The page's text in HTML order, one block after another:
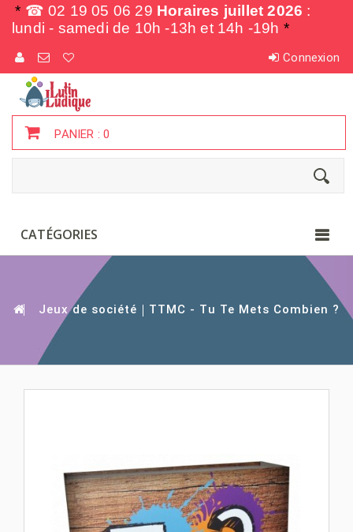
* ☎ 02 19 05 06 29 Horaires juillet 2026 :
lundi - samedi de 10h -13h et 14h -19h *
Connexion
PANIER :0
CATÉGORIES
Jeux de société TTMC - Tu Te Mets Combien ?